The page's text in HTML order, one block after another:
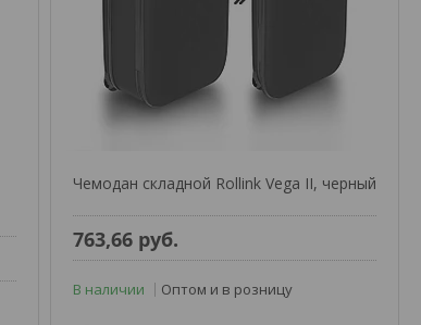
Чемодан складной Rollink Vega II, черный
763,66 руб.
В наличии Оптом и в розницу